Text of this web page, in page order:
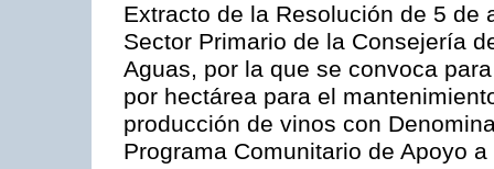
Extracto de la Resolución de 5
Sector Primario de la Consejería
Aguas, por la que se convoca
por hectárea para el
producción de vinos con
Programa Comunitario de Apoyo